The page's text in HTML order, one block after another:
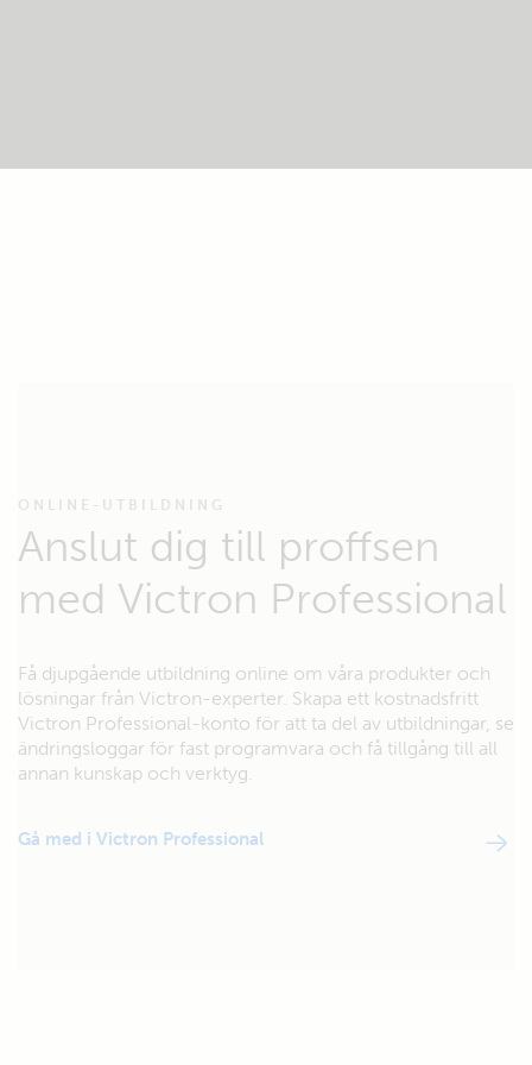
ONLINE-UTBILDNING
Anslut dig till proffsen
med Victron Professional
Få djupgående utbildning online om våra produkter och
lösningar från Victron-experter. Skapa ett kostnadsfritt
Victron Professional-konto för att ta del av utbildningar, se
ändringsloggar för fast programvara och få tillgång till all
annan kunskap och verktyg.
Gå med i Victron Professional